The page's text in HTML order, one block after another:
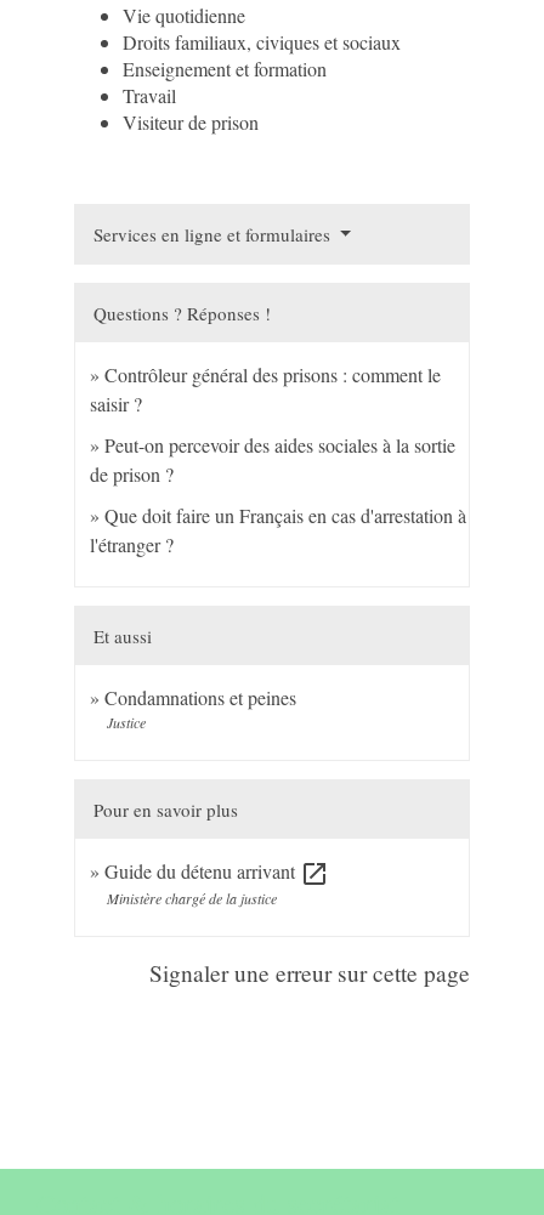
Vie quotidienne
Droits familiaux, civiques et sociaux
Enseignement et formation
Travail
Visiteur de prison
Services en ligne et formulaires
Questions ? Réponses !
Contrôleur général des prisons : comment le
saisir ?
Peut-on percevoir des aides sociales à la sortie
de prison ?
Que doit faire un Français en cas d'arrestation à
l'étranger ?
Et aussi
Condamnations et peines
Justice
Pour en savoir plus
Guide du détenu arrivant open_in_new
Ministère chargé de la justice
Signaler une erreur sur cette page